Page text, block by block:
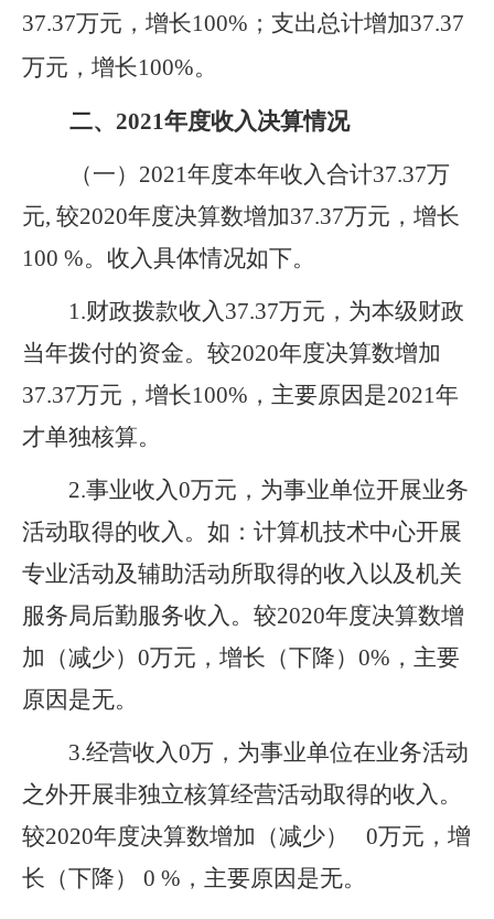
37.37万元，增长100%；支出总计增加37.37
万元，增长100%。
二、 2021年度收入决算情况
（一）2021年度本年收入合计37.37万
元, 较2020年度决算数增加37.37万元，增长
100 %。 收入具体情况如下。
1.财政拨款收入37.37万元，为本级财政
当年拨付的资金。 较2020年度决算数增加
37.37万元，增长100%，主要原因是2021年
才单独核算。
2.事业收入0万元，为事业单位开展业务
活动取得的收入。如：计算机技术中心开展
专业活动及辅助活动所取得的收入以及机关
服务局后勤服务收入。 较2020年度决算数增
加（减少）0万元，增长（下降）0%，主要
原因是无。
3.经营收入0万，为事业单位在业务活动
之外开展非独立核算经营活动取得的收入。
较2020年度决算数增加（减少） 0万元，增
长（下降） 0 %，主要原因是无。